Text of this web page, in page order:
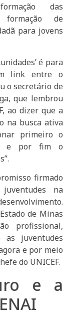
das
formação de
para jovens
é para
link entre o
o secretário de
que lembrou
ao dizer que a
na busca ativa
primeiro o
e por fim o
firmado
na
de Minas
profissional,
as juventudes
e por meio
do UNICEF.
e a